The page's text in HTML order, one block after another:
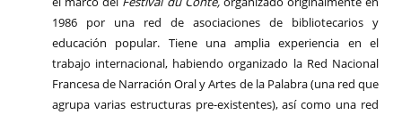
1986 por una red de asociaciones de bibliotecarios y
educación popular. Tiene una amplia experiencia en el
trabajo internacional, habiendo organizado la Red Nacional
Francesa de Narración Oral y Artes de la Palabra (una red que
agrupa varias estructuras pre-existentes), así como una red